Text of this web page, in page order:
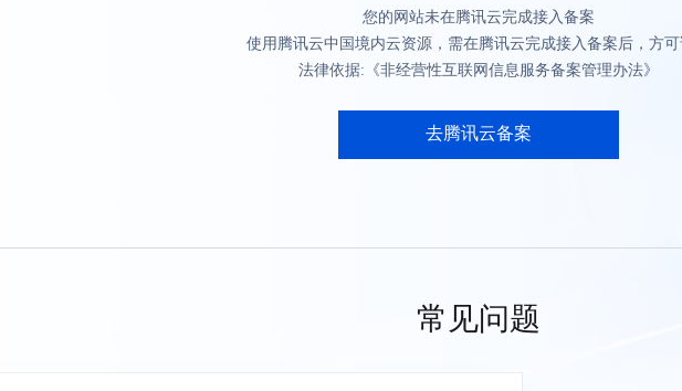
您的网站未在腾讯云完成接入备案
使用腾讯云中国境内云资源，需在腾讯云完成接入备案后，方
法律依据:《非经营性互联网信息服务备案管理办法》
去腾讯云备案
常见问题